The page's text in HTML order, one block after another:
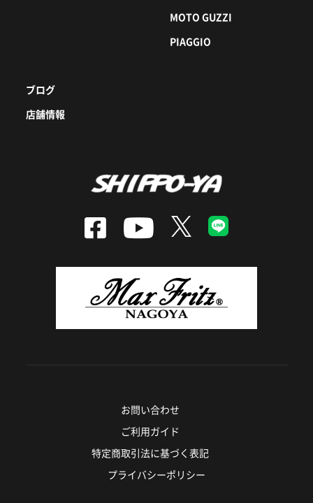
MOTO GUZZI
PIAGGIO
ブログ
店舗情報
お問い合わせ
ご利用ガイド
特定商取引法に基づく表記
プライバシーポリシー